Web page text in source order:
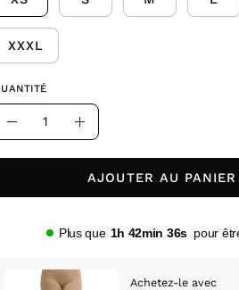
XXXL
la
Augmenter
la
quantité
AJOUTER AU PANIER
Plus que 1h 42min 35spour
Achetez-le avec